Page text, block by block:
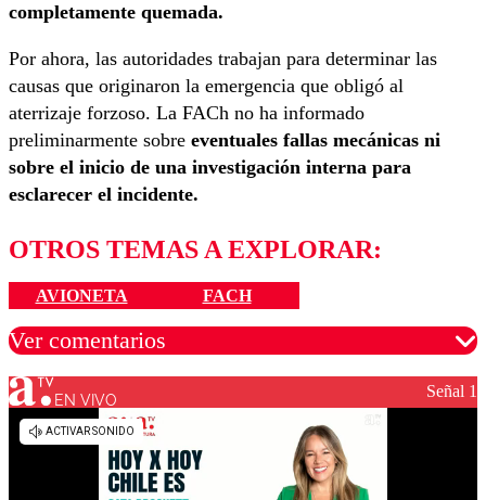
completamente quemada.
Por ahora, las autoridades trabajan para determinar las
causas que originaron la emergencia que obligó al
aterrizaje forzoso. La FACh no ha informado
preliminarmente sobre eventuales fallas mecánicas ni
sobre el inicio de una investigación interna para
esclarecer el incidente.
OTROS TEMAS A EXPLORAR:
AVIONETA FACH
Ver comentarios
Los comentarios son moderados para garantizar un
diálogo respetuoso.
EN VIVO Señal 1